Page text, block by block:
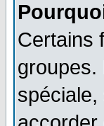
Certains
groupes.